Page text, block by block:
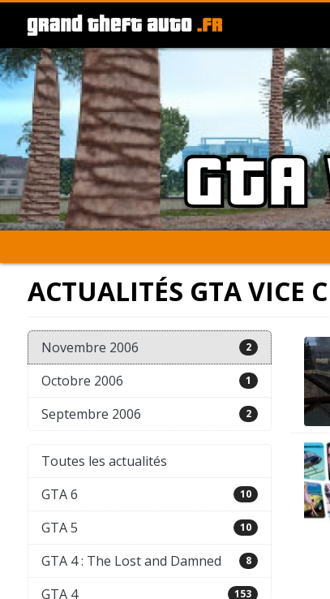
ACTUALITÉS GTA VICE
Novembre 2006 2
Octobre 2006 1
Septembre 2006 2
Toutes les actualités
GTA 6
10
GTA 5 10
GTA 4 : The Lost and Damned 8
GTA 4 153